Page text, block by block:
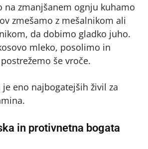
na zmanjšanem ognju kuhamo
zmešamo z mešalnikom ali
da dobimo gladko juho.
mleko, posolimo in
še vroče.
je eno najbogatejših živil za
in protivnetna bogata